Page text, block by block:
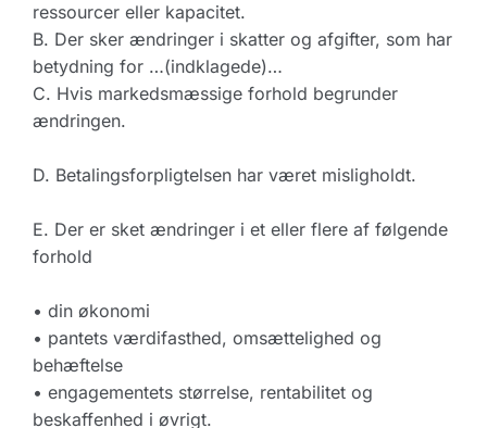
ressourcer eller kapacitet.
B. Der sker ændringer i skatter og afgifter, som har
betydning for …(indklagede)…
C. Hvis markedsmæssige forhold begrunder
ændringen.
D. Betalingsforpligtelsen har været misligholdt.
E. Der er sket ændringer i et eller flere af følgende
forhold
• din økonomi
• pantets værdifasthed, omsættelighed og
behæftelse
• engagementets størrelse, rentabilitet og
beskaffenhed i øvrigt.